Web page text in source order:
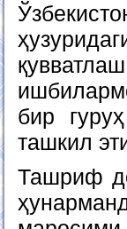
бир
ташкил
Ташриф